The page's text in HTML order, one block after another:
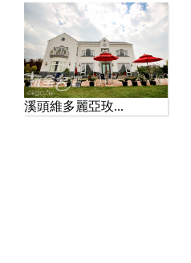
溪頭維多麗亞玫...